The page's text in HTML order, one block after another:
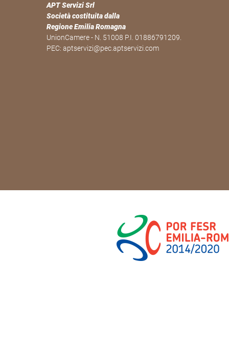
APT Servizi Srl
Società costituita dalla
Regione Emilia Romagna
UnionCamere - N. 51008 P.I. 01886791209.
PEC: aptservizi@pec.aptservizi.com